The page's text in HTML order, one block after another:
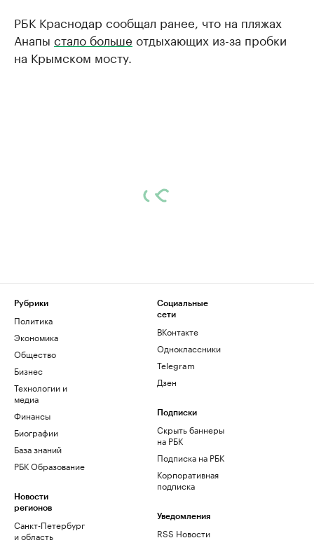
РБК Краснодар сообщал ранее, что на пляжах
Анапы стало больше отдыхающих из-за пробки
на Крымском мосту.
Рубрики
Политика
Экономика
Общество
Бизнес
Технологии и
медиа
Финансы
Биографии
База знаний
РБК Образование
Новости
регионов
Санкт-Петербург
и область
Социальные
сети
ВКонтакте
Одноклассники
Telegram
Дзен
Подписки
Скрыть баннеры
на РБК
Подписка на РБК
Корпоративная
подписка
Уведомления
RSS Новости